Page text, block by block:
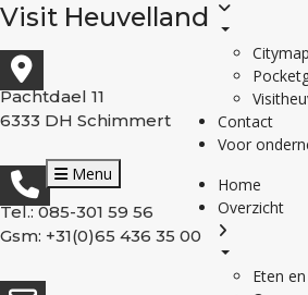
Menu
Contact
Voor
Home
Overzicht
Eten
Visit Heuvelland
Pachtdael 11
6333 DH Schimmert
Tel.: 085-301 59 56
Gsm: +31(0)65 436 35 00